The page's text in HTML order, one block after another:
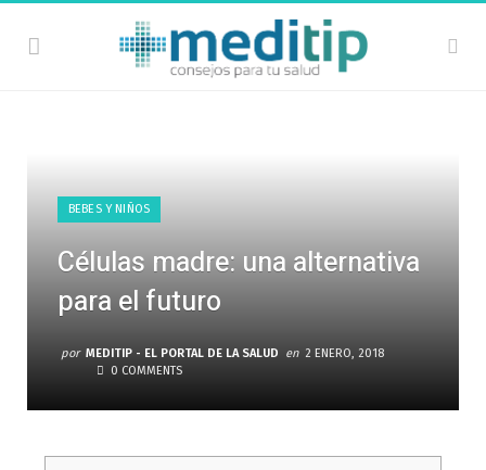
BEBES Y NIÑOS
Células madre: una alternativa
para el futuro
por MEDITIP - EL PORTAL DE LA SALUD en 2 ENERO, 2018
0 COMMENTS